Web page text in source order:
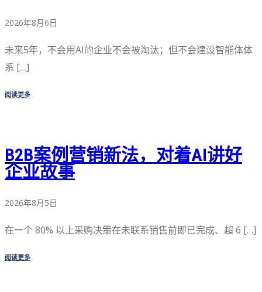
2026年8月6日
未来5年，不会用AI的企业不会被淘汰；但不会建设智能体体
系 […]
阅读更多
B2B案例营销新法，对着AI讲好
企业故事
2026年8月5日
在一个 80% 以上采购决策在未联系销售前即已完成、超 6 […]
阅读更多